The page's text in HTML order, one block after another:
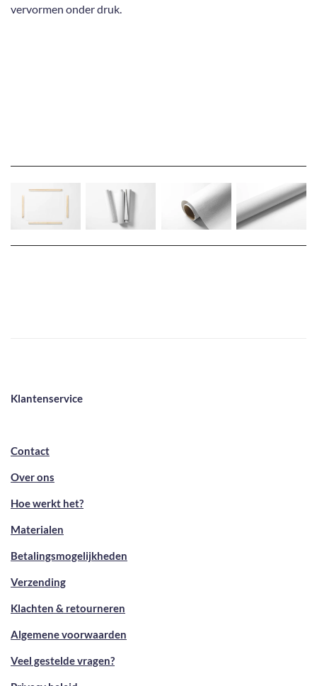
vervormen onder druk.
Klantenservice
Contact
Over ons
Hoe werkt het?
Materialen
Betalingsmogelijkheden
Verzending
Klachten & retourneren
Algemene voorwaarden
Veel gestelde vragen?